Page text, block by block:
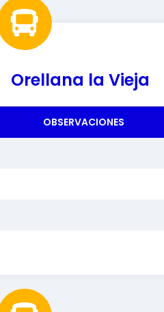
Orellana la Vieja
OBSERVACIONES